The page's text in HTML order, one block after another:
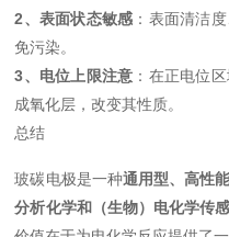
2、表面状态敏感 ：表面清洁
免污染。
3、电位上限注意 ：在正电位
成氧化层，改变其性质。
总结
玻碳电极是一种通用型、高性
分析化学和（生物）电化学传